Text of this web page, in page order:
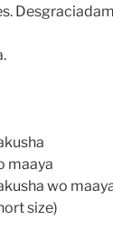
maaya
wo
size)